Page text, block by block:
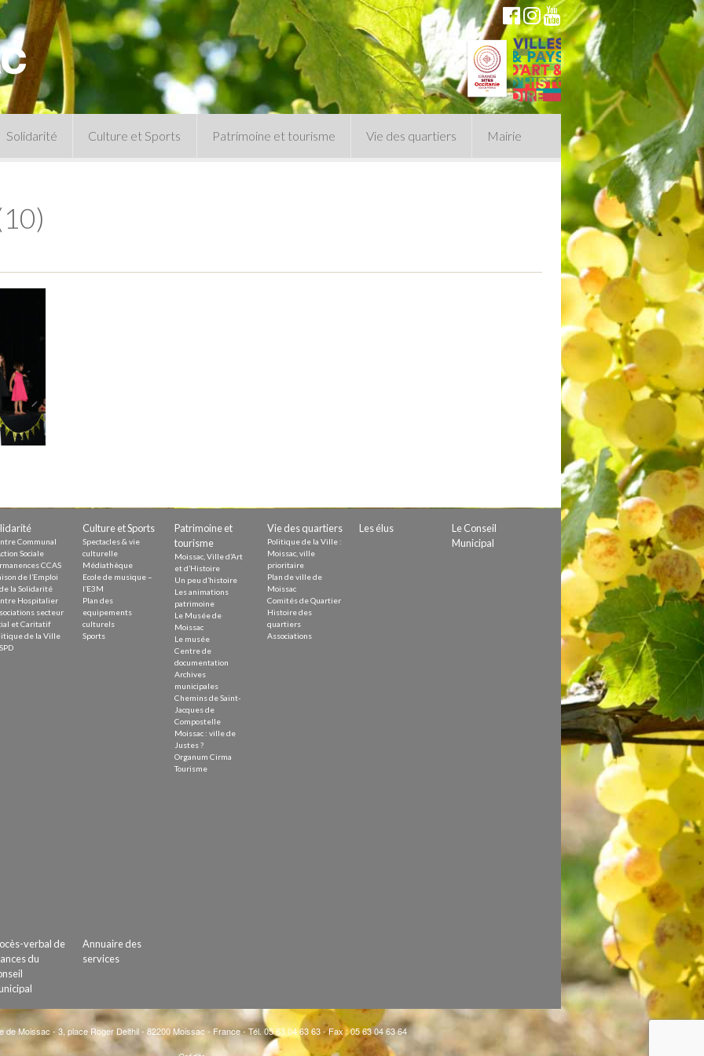
durable
Solidarité Culture et Sports Patrimoine et tourisme
Le musée
Vie des quartiers Mairie
Communal
Sociale
CCAS
de l’Emploi
la Solidarité
Hospitalier
secteur
et Caritatif
de la Ville
Culture et Sports
Spectacles & vie
culturelle
Médiathèque
Ecole de musique –
l’E3M
Plan des
equipements
culturels
Sports
Patrimoine et
tourisme
Moissac, Ville d’Art
et d’Histoire
Un peu d’histoire
Les animations
patrimoine
Le Musée de
Moissac
Le musée
Centre de
documentation
Archives
municipales
Chemins de Saint-
Jacques de
Compostelle
Moissac : ville de
Justes ?
Organum Cirma
Tourisme
Vie des quartiers
Politique de la Ville :
Moissac, ville
prioritaire
Plan de ville de
Moissac
Comités de Quartier
Histoire des
quartiers
Associations
Les élus
Le Conseil
Municipal
verbal de
du
Annuaire des
services
de Moissac - 3, place Roger Delthil - 82200 Moissac - France - Tél. 05 63 04 63 63 - Fax : 05 63 04 63 64